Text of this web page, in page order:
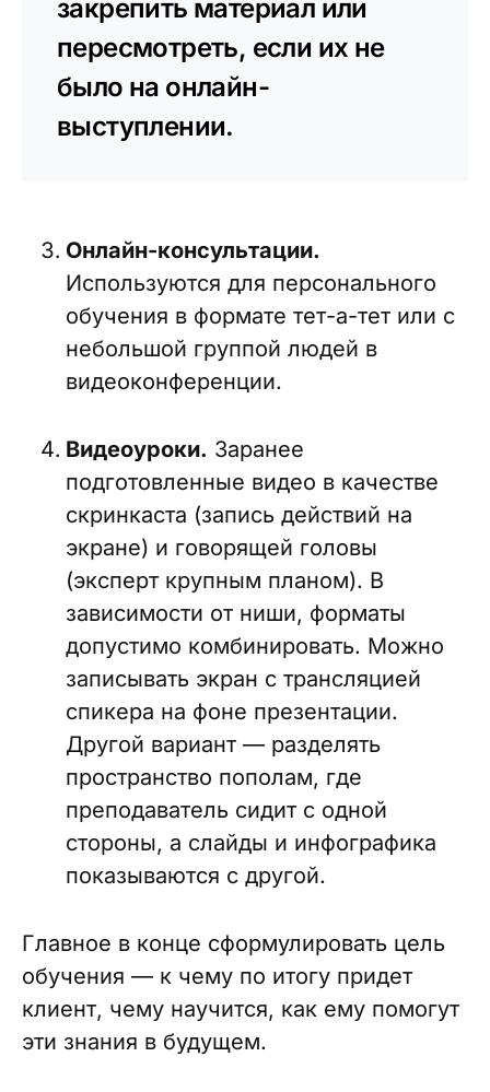
закрепить материал или
пересмотреть, если их не
было на онлайн-
выступлении.
Онлайн-консультации.
Используются для персонального
обучения в формате тет-а-тет или с
небольшой группой людей в
видеоконференции.
Видеоуроки. Заранее
подготовленные видео в качестве
скринкаста (запись действий на
экране) и говорящей головы
(эксперт крупным планом). В
зависимости от ниши, форматы
допустимо комбинировать. Можно
записывать экран с трансляцией
спикера на фоне презентации.
Другой вариант — разделять
пространство пополам, где
преподаватель сидит с одной
стороны, а слайды и инфографика
показываются с другой.
Главное в конце сформулировать цель
обучения — к чему по итогу придет
клиент, чему научится, как ему помогут
эти знания в будущем.